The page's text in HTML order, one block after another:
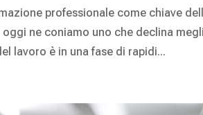
professionale come chiave
oggi ne coniamo uno che declina
lavoro è in una fase di rapidi...